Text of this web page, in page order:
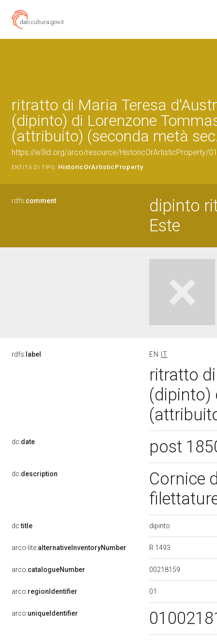
ritratto di Maria Teresa
(dipinto) di Lorenzone
(attribuito) (seconda metà
https://w3id.org/arco/resource/HistoricOrArtisticProperty/
ENTITÀ DI TIPO: HistoricOrArtisticProperty
rdfs:comment
dipinto
Este
rdfs: label EN IT
ritratto
(dipinto)
dc:date post
dc:description
Cornice
dc:title dipinto
arco-lite:alternativeInventoryNumber R 1493
arco:catalogueNumber 00218159
arco:regionIdentifier 01
arco:uniqueIdentifier